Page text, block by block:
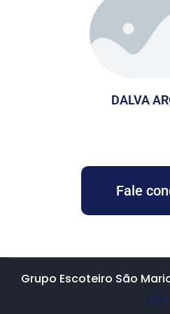
DALVA
Fale
Grupo Escoteiro São
Lite